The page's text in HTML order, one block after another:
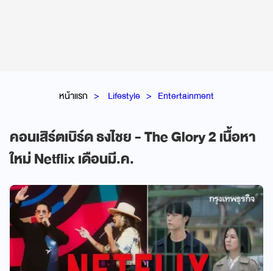
หน้าแรก Lifestyle Entertainment
คอนเสิร์ตเบิร์ด ธงไชย - The Glory 2 เนื้อหา
ใหม่ Netflix เดือนมี.ค.